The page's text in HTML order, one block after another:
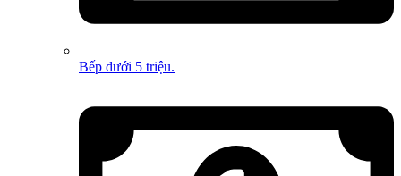
Bếp dưới 5 triệu.